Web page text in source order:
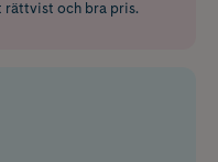
rättvist och bra pris.